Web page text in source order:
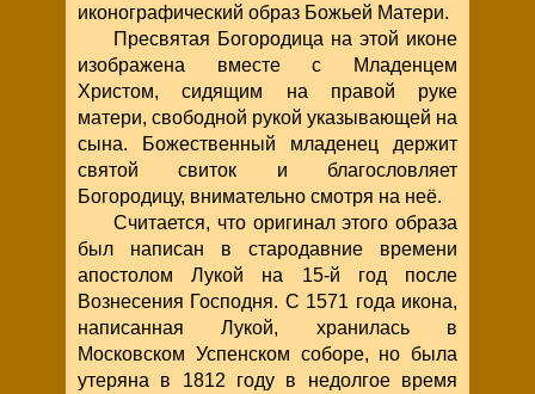
иконографический образ Божьей Матери.
Пресвятая Богородица на этой иконе
изображена вместе с Младенцем
Христом, сидящим на правой руке
матери, свободной рукой указывающей на
сына. Божественный младенец держит
святой свиток и благословляет
Богородицу, внимательно смотря на неё.
Считается, что оригинал этого образа
был написан в стародавние времени
апостолом Лукой на 15-й год после
Вознесения Господня. С 1571 года икона,
написанная Лукой, хранилась в
Московском Успенском соборе, но была
утеряна в 1812 году в недолгое время